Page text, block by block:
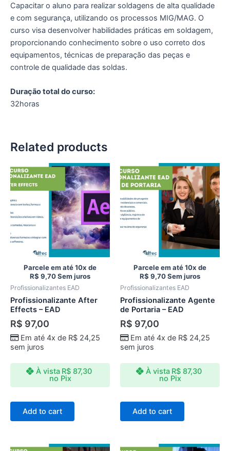
Capacitar o aluno para realizar soldagens de alta qualidade
e com segurança, utilizando os processos MIG/MAG. O
curso visa desenvolver habilidades práticas em soldagem,
proporcionando conhecimento sobre o uso correto dos
equipamentos, técnicas de preparação das peças e
controle de qualidade das soldas.
Duração total do curso:
32horas
Related products
Parcele em até 10x de
R$ 9,70Sem juros
Profissionalizantes EAD
Profissionalizante After
Effects – EAD
R$ 97,00
Em até 4x de R$24,25
sem juros
À vista R$ 87,30
no Pix
Add to cart
Parcele em até 10x de
R$ 9,70Sem juros
Profissionalizantes EAD
Profissionalizante Agente
de Portaria – EAD
R$ 97,00
Em até 4x de R$24,25
sem juros
À vista R$ 87,30
no Pix
Add to cart